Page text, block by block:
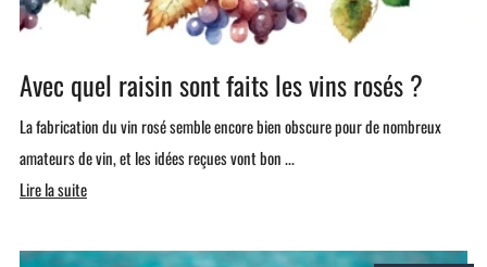
Avec quel raisin sont faits les vins rosés ?
La fabrication du vin rosé semble encore bien obscure pour de nombreux
amateurs de vin, et les idées reçues vont bon ...
Lire la suite